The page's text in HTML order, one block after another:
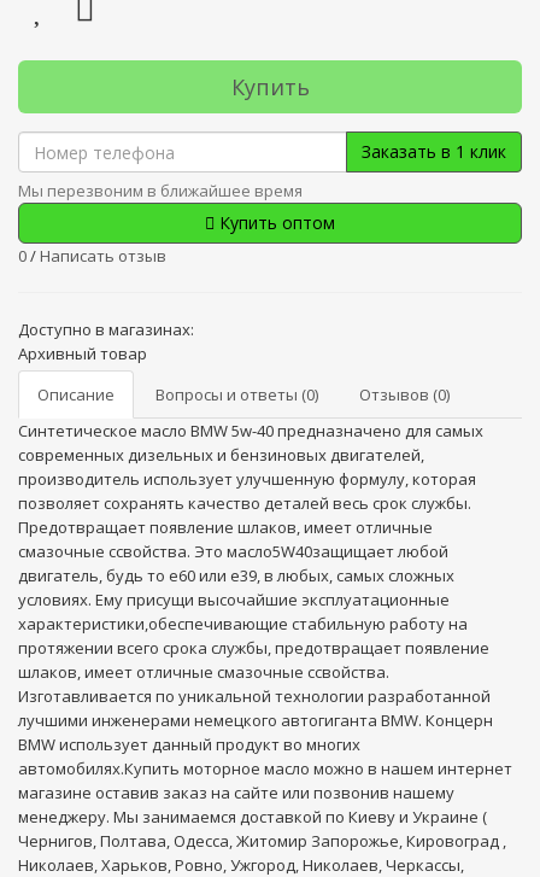
Купить
Заказать в 1 клик
Мы перезвоним в ближайшее время
Купить оптом
0/ Написать отзыв
Доступно в магазинах:
Архивный товар
Описание
Вопросы и ответы (0)
Отзывов (0)
Синтетическое масло BMW 5w-40 предназначено для самых
современных дизельных и бензиновых двигателей,
производитель использует улучшенную формулу, которая
позволяет сохранять качество деталей весь срок службы.
Предотвращает появление шлаков, имеет отличные
смазочные ссвойства. Это масло5W40защищает любой
двигатель, будь то e60 или e39, в любых, самых сложных
условиях. Ему присущи высочайшие эксплуатационные
характеристики,обеспечивающие стабильную работу на
протяжении всего срока службы, предотвращает появление
шлаков, имеет отличные смазочные ссвойства.
Изготавливается по уникальной технологии разработанной
лучшими инженерами немецкого автогиганта BMW. Концерн
BMW использует данный продукт во многих
автомобилях.Купить моторное масло можно в нашем интернет
магазине оставив заказ на сайте или позвонив нашему
менеджеру. Мы занимаемся доставкой по Киеву и Украине (
Чернигов, Полтава, Одесса, Житомир Запорожье, Кировоград ,
Николаев, Харьков, Ровно, Ужгород, Николаев, Черкассы,